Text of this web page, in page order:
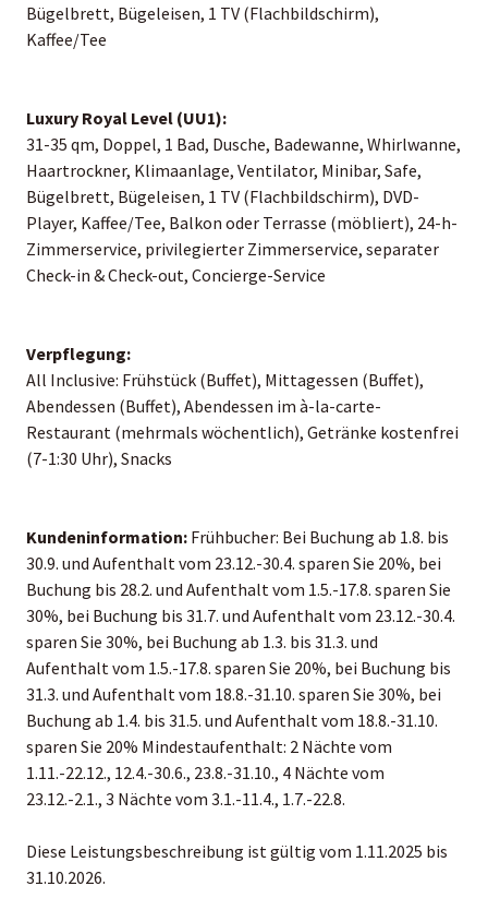
Bügelbrett, Bügeleisen, 1 TV (Flachbildschirm),
Kaffee/Tee
Luxury Royal Level (UU1):
31-35 qm, Doppel, 1 Bad, Dusche, Badewanne, Whirlwanne,
Haartrockner, Klimaanlage, Ventilator, Minibar, Safe,
Bügelbrett, Bügeleisen, 1 TV (Flachbildschirm), DVD-
Player, Kaffee/Tee, Balkon oder Terrasse (möbliert), 24-h-
Zimmerservice, privilegierter Zimmerservice, separater
Check-in & Check-out, Concierge-Service
Verpflegung:
All Inclusive: Frühstück (Buffet), Mittagessen (Buffet),
Abendessen (Buffet), Abendessen im à-la-carte-
Restaurant (mehrmals wöchentlich), Getränke kostenfrei
(7-1:30 Uhr), Snacks
Kundeninformation: Frühbucher: Bei Buchung ab 1.8. bis
30.9. und Aufenthalt vom 23.12.-30.4. sparen Sie 20%, bei
Buchung bis 28.2. und Aufenthalt vom 1.5.-17.8. sparen Sie
30%, bei Buchung bis 31.7. und Aufenthalt vom 23.12.-30.4.
sparen Sie 30%, bei Buchung ab 1.3. bis 31.3. und
Aufenthalt vom 1.5.-17.8. sparen Sie 20%, bei Buchung bis
31.3. und Aufenthalt vom 18.8.-31.10. sparen Sie 30%, bei
Buchung ab 1.4. bis 31.5. und Aufenthalt vom 18.8.-31.10.
sparen Sie 20% Mindestaufenthalt: 2 Nächte vom
1.11.-22.12., 12.4.-30.6., 23.8.-31.10., 4 Nächte vom
23.12.-2.1., 3 Nächte vom 3.1.-11.4., 1.7.-22.8.
Diese Leistungsbeschreibung ist gültig vom 1.11.2025 bis
31.10.2026.